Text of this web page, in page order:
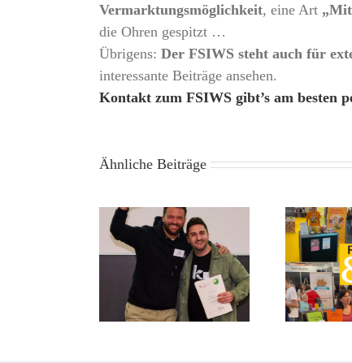
Vermarktungsmöglichkeit, eine Art
die Ohren gespitzt …
Übrigens: Der FSIWS steht auch für
interessante Beiträge ansehen.
Kontakt zum FSIWS gibt’s am besten
Ähnliche Beiträge